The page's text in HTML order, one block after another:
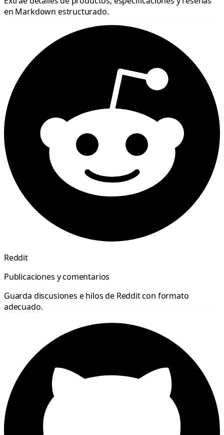
en Markdown estructurado.
Reddit
Publicaciones y comentarios
Guarda discusiones e hilos de Reddit con formato
adecuado.